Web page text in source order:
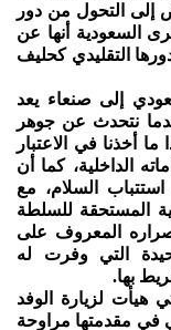
إلى التحول من دور
السعودية أنها عن
التقليدي كحليف
إلى صنعاء يعد
نتحدث عن جوهر
ما أخذنا في الاعتبار
الداخلية، كما أن
استتباب السلام، مع
المستحقة للسلطة
المعروف على
التي وفرت له
بها.
لزيارة الوفد
في مقدمتها مراوحة